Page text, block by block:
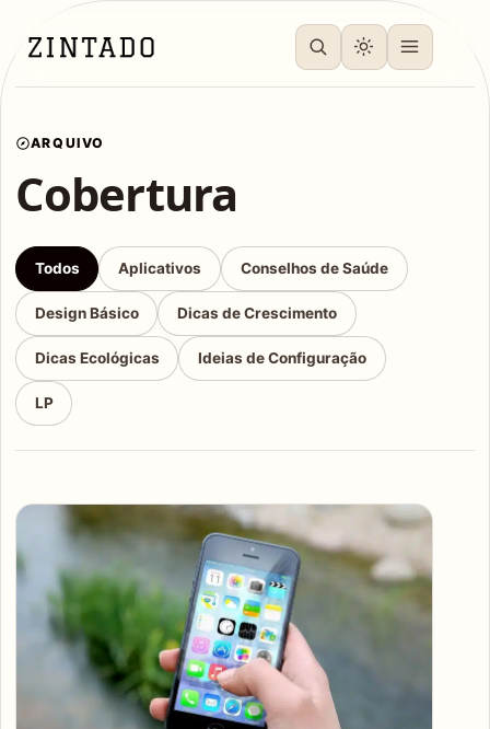
ARQUIVO
Cobertura
Todos Aplicativos Conselhos de Saúde
Design Básico Dicas de Crescimento
Dicas Ecológicas Ideias de Configuração
LP
Articles